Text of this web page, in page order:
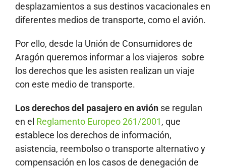
desplazamientos a sus destinos vacacionales en
diferentes medios de transporte, como el avión.
Por ello, desde la Unión de Consumidores de
Aragón queremos informar a los viajeros sobre
los derechos que les asisten realizan un viaje
con este medio de transporte.
Los derechos del pasajero en avión se regulan
en el Reglamento Europeo 261/2001, que
establece los derechos de información,
asistencia, reembolso o transporte alternativo y
compensación en los casos de denegación de